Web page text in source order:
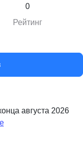
0
Рейтинг
августа 2026